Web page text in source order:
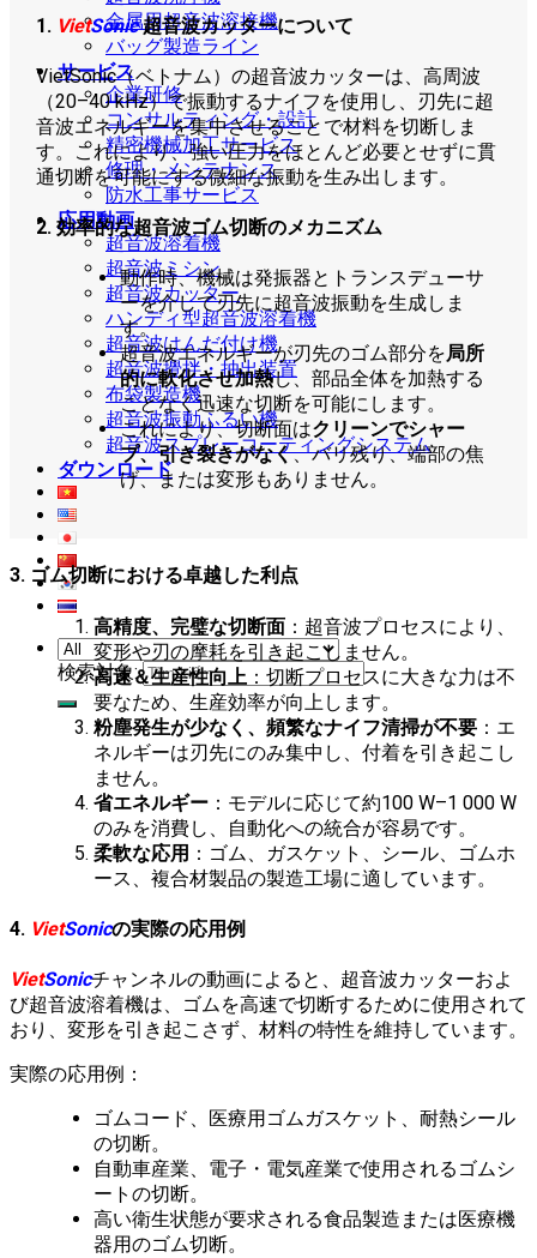
金属用超音波溶接機
バッグ製造ライン
サービス
企業研修
コンサルティング・設計
精密機械加工サービス
修理・メンテナンス
防水工事サービス
応用動画
超音波溶着機
超音波ミシン
超音波カッター
ハンディ型超音波溶着機
超音波はんだ付け機
超音波攪拌・抽出装置
布袋製造機
超音波振動ふるい機
超音波スプレーコーティングシステム
ダウンロード
検索対象:
1. VietSonic超音波カッターについて
VietSonic（ベトナム）の超音波カッターは、高周波
（20–40 kHz）で振動するナイフを使用し、刃先に超
音波エネルギーを集中させることで材料を切断しま
す。これにより、強い圧力をほとんど必要とせずに貫
通切断を可能にする微細な振動を生み出します。
2. 効率的な超音波ゴム切断のメカニズム
動作時、機械は発振器とトランスデューサ
ーを介して刃先に超音波振動を生成しま
す。
超音波エネルギーが刃先のゴム部分を局所
的に軟化させ加熱し、部品全体を加熱する
ことなく迅速な切断を可能にします。
これにより、切断面はクリーンでシャー
プ、引き裂きがなく、バリ残り、端部の焦
げ、または変形もありません。
3. ゴム切断における卓越した利点
高精度、完璧な切断面 ：超音波プロセスにより、
変形や刃の摩耗を引き起こしません。
高速＆生産性向上 ：切断プロセスに大きな力は不
要なため、生産効率が向上します。
粉塵発生が少なく、頻繁なナイフ清掃が不要 ：エ
ネルギーは刃先にのみ集中し、付着を引き起こし
ません。
省エネルギー ：モデルに応じて約100 W–1 000 W
のみを消費し、自動化への統合が容易です。
柔軟な応用 ：ゴム、ガスケット、シール、ゴムホ
ース、複合材製品の製造工場に適しています。
4. VietSonicの実際の応用例
VietSonicチャンネルの動画によると、超音波カッターおよ
び超音波溶着機は、ゴムを高速で切断するために使用されて
おり、変形を引き起こさず、材料の特性を維持しています。
実際の応用例：
ゴムコード、医療用ゴムガスケット、耐熱シール
の切断。
自動車産業、電子・電気産業で使用されるゴムシ
ートの切断。
高い衛生状態が要求される食品製造または医療機
器用のゴム切断。